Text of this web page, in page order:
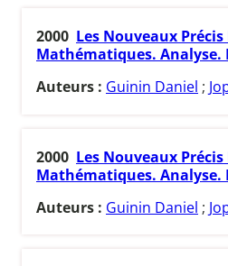
2000 Les Nouveaux Précis
Mathématiques. Analyse.
Auteurs : Guinin Daniel ;
2000 Les Nouveaux Précis
Mathématiques. Analyse.
Auteurs : Guinin Daniel ;